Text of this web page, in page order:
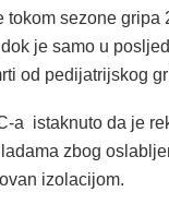
sezone gripa
je samo u
od pedijatrijskog
a istaknuto da je
zbog
izolacijom.